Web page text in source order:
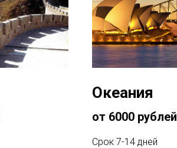
Океания
от 6000 рублей
Срок 7-14 дней